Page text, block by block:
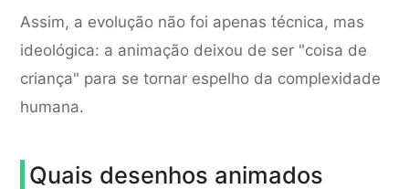
Assim, a evolução não foi apenas técnica, mas
ideológica: a animação deixou de ser "coisa de
criança" para se tornar espelho da complexidade
humana.
Quais desenhos animados